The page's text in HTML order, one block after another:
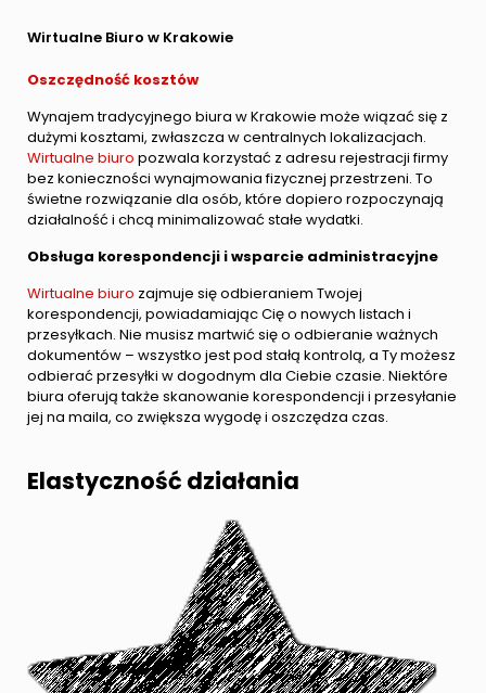
Wirtualne Biuro w Krakowie
Oszczędność kosztów
Wynajem tradycyjnego biura w Krakowie może wiązać się z
dużymi kosztami, zwłaszcza w centralnych lokalizacjach.
Wirtualne biuro pozwala korzystać z adresu rejestracji firmy
bez konieczności wynajmowania fizycznej przestrzeni. To
świetne rozwiązanie dla osób, które dopiero rozpoczynają
działalność i chcą minimalizować stałe wydatki.
Obsługa korespondencji i wsparcie administracyjne
Wirtualne biuro zajmuje się odbieraniem Twojej
korespondencji, powiadamiając Cię o nowych listach i
przesyłkach. Nie musisz martwić się o odbieranie ważnych
dokumentów – wszystko jest pod stałą kontrolą, a Ty możesz
odbierać przesyłki w dogodnym dla Ciebie czasie. Niektóre
biura oferują także skanowanie korespondencji i przesyłanie
jej na maila, co zwiększa wygodę i oszczędza czas.
Elastyczność działania